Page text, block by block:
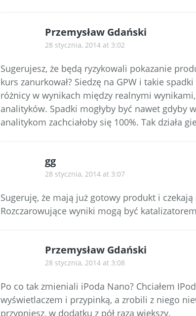
Przemysław Gdański
28 stycznia, 2014 at 3:02
Sugerujesz, że będą ryzykowali pokazanie
kurs zanurkował? Siedzę na GPW i takie
różnicy w wynikach między realnymi
analityków. Spadki mogłyby być nawet gdyby
analitykom zachciałoby się 100%. Tak działa
gg
28 stycznia, 2014 at 3:07
Sugeruję, że mają już gotowy produkt i
Rozczarowujące wyniki mogą być
Przemysław Gdański
28 stycznia, 2014 at 3:08
Po co tak zmieniali iPoda Nano? Chciałem
wyświetlaczem i przypinką, a zrobili z niego
przypniesz, w dodatku z pół raza większy.